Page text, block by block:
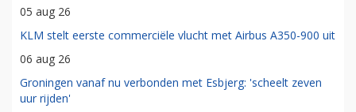
05 aug 26
KLM stelt eerste commerciële vlucht met Airbus A350-900 uit
06 aug 26
Groningen vanaf nu verbonden met Esbjerg: 'scheelt zeven
uur rijden'